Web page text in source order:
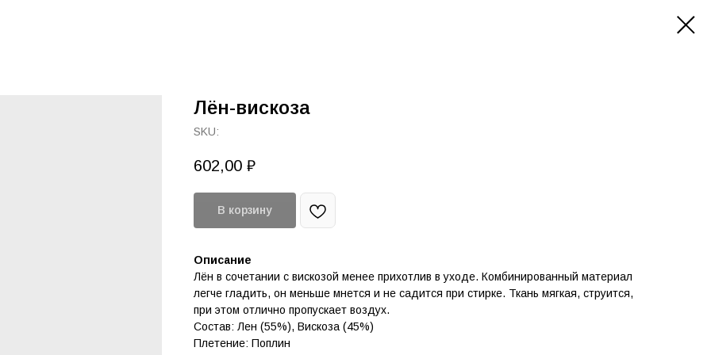
Лён-вискоза
SKU:
602,00 ₽
В корзину
Описание
Лён в сочетании с вискозой менее прихотлив в уходе. Комбинированный материал
легче гладить, он меньше мнется и не садится при стирке. Ткань мягкая, струится,
при этом отлично пропускает воздух.
Состав: Лен (55%), Вискоза (45%)
Плетение: Поплин